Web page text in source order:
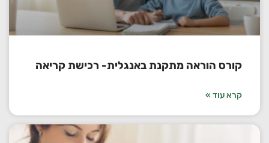
קורס הוראה מתקנת באנגלית- רכישת קריאה
קרא עוד »